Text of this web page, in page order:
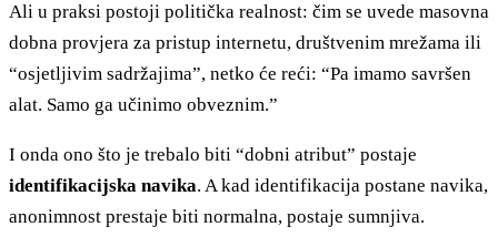
Ali u praksi postoji politička realnost: čim se uvede masovna
dobna provjera za pristup internetu, društvenim mrežama ili
“osjetljivim sadržajima”, netko će reći: “Pa imamo savršen
alat. Samo ga učinimo obveznim.”
I onda ono što je trebalo biti “dobni atribut” postaje
identifikacijska navika. A kad identifikacija postane navika,
anonimnost prestaje biti normalna, postaje sumnjiva.